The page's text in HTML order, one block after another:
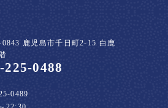
0843 鹿児島市千日町2-15 白鹿
225-0488
0489